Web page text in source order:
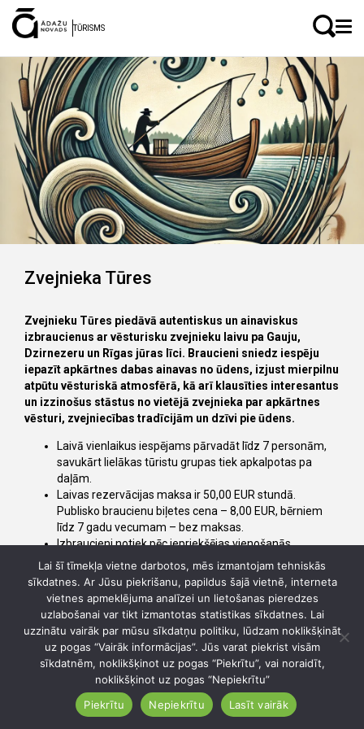
TŪRISMS
LV EN
Zvejnieka Tūres
Zvejnieku Tūres piedāvā autentiskus un ainaviskus
izbraucienus ar vēsturisku zvejnieku laivu pa Gauju,
Dzirnezeru un Rīgas jūras līci. Braucieni sniedz iespēju
iepazīt apkārtnes dabas ainavas no ūdens, izjust mierpilnu
atpūtu vēsturiskā atmosfērā, kā arī klausīties interesantus
un izzinošus stāstus no vietējā zvejnieka par apkārtnes
vēsturi, zvejniecības tradīcijām un dzīvi pie ūdens.
Laivā vienlaikus iespējams pārvadāt līdz 7 personām,
savukārt lielākas tūristu grupas tiek apkalpotas pa
daļām.
Laivas rezervācijas maksa ir 50,00 EUR stundā.
Publisko braucienu biļetes cena – 8,00 EUR, bērniem
līdz 7 gadu vecumam – bez maksas.
Izbraucieni notiek pēc iepriekšējas vienošanās.
Informācija par publiskajiem braucieniem tiek ievietota
sociālajos tīklos. Saziņa iespējama telefoniski vai e-
pastā.
Piedāvājums ir sezonāls un pieejams līdz brīdim, kad
upē izveidojas ledus.
Kontakti:
Tālr.: +371 28663898
E-pasts: zvejnieka.tures@gmail.com
Lai šī tīmekļa vietne darbotos, mēs izmantojam tehniskās
sīkdatnes. Ar Jūsu piekrišanu, papildus šajā vietnē, interneta
vietnes apmeklējuma analīzei un lietošanas pieredzes
uzlabošanai var tikt izmantotas statistikas sīkdatnes. Lai
uzzinātu vairāk par mūsu sīkdatņu politiku, lūdzam noklikšķināt
uz pogas “Vairāk informācijas”. Jūs varat piekrist visām
sīkdatnēm, noklikšķinot uz pogas “Piekrītu”, vai noraidīt,
noklikšķinot uz pogas “Nepiekrītu”
Piekrītu
Nepiekrītu Lasīt vairāk